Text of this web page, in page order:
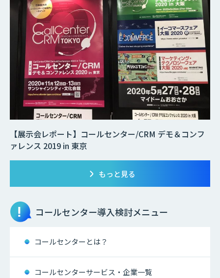
【展示会レポート】コールセンター/CRM デモ＆コンフ
ァレンス 2019 in 東京
もっと見る
コールセンター導入検討メニュー
コールセンターとは？
コールセンターサービス・企業一覧